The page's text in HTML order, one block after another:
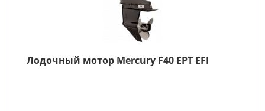
Лодочный мотор Mercury F40 EPT EFI